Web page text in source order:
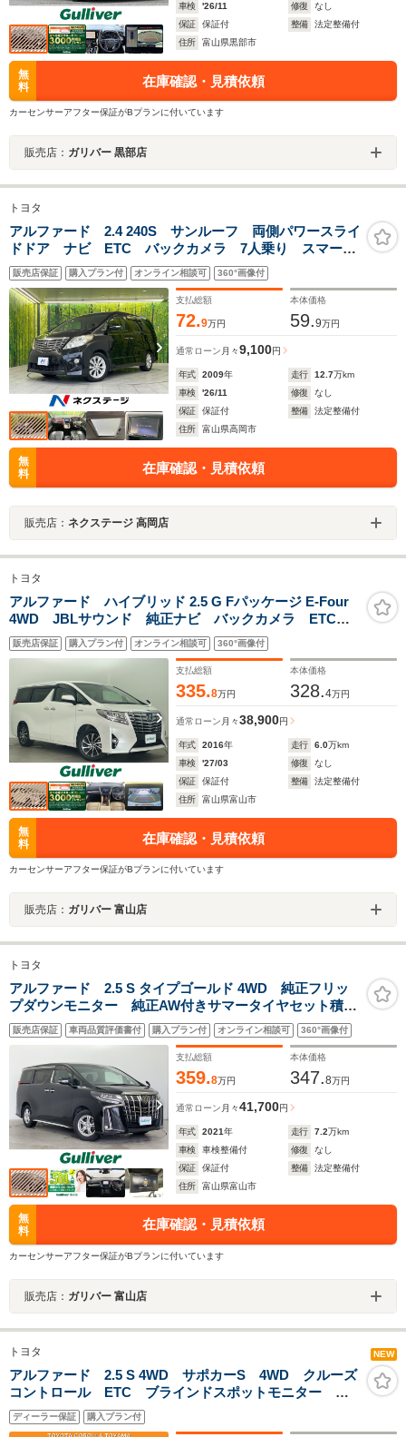
車検 '26/11 修復
なし
保証
保証付 整備
法定整備付
住所
富山県黒部市
無
料
在庫確認・見積依頼
カーセンサーアフター保証がBプランに付いています
販売店： ガリバー 黒部店
トヨタ
アルファード 2.4 240S サンルーフ 両側パワースライ
ドドア ナビ ETC バックカメラ 7人乗り スマート
キー HIDヘッドライト フロントフォグ 純正18インチ
アルミホイール ドアバイザー プライバシーガラス
盗難防止装置
販売店保証 購入プラン付 オンライン相談可 360°画像付
支払総額
72.9万円
本体価格
59.9万円
通常ローン 月々9,100円
年式 2009年 走行 12.7万km
車検
'26/11 修復
なし
保証
保証付 整備
法定整備付
住所
富山県高岡市
無
料
在庫確認・見積依頼
販売店： ネクステージ 高岡店
トヨタ
アルファード ハイブリッド 2.5 G Fパッケージ E-Four
4WD JBLサウンド 純正ナビ バックカメラ ETC
両側パワースライドドア パワーバックドア レザーシ
ート パワーシート メモリシート シートヒーター
衝突被害軽減システム レーダークルーズコントロール
販売店保証 購入プラン付 オンライン相談可 360°画像付
支払総額
335.8万円
本体価格
328.4万円
通常ローン 月々38,900円
年式 2016年 走行 6.0万km
車検
'27/03 修復
なし
保証
保証付 整備
法定整備付
住所
富山県富山市
無
料
在庫確認・見積依頼
カーセンサーアフター保証がBプランに付いています
販売店： ガリバー 富山店
トヨタ
アルファード 2.5 S タイプゴールド 4WD 純正フリッ
プダウンモニター 純正AW付きサマータイヤセット積込
み 前後ドラレコ パワーバックドア 両側パワースラ
イドドア 純正ナビ フルセグTV BT 前後コーナーセ
ンサー レーダークルーズ 衝突軽減
販売店保証 車両品質評価書付 購入プラン付 オンライン相談可 360°画像付
支払総額
359.8万円
本体価格
347.8万円
通常ローン 月々41,700円
年式 2021年 走行 7.2万km
車検
車検整備付 修復
なし
保証
保証付 整備
法定整備付
住所
富山県富山市
無
料
在庫確認・見積依頼
カーセンサーアフター保証がBプランに付いています
販売店： ガリバー 富山店
トヨタ NEW
アルファード 2.5 S 4WD サポカーS 4WD クルーズ
コントロール ETC ブラインドスポットモニター 両
側電動スライドドア 3列シート 後席モニター リアエ
アコン DVDCD再生 車線逸脱警報 横滑り防止装置
ディーラー保証 購入プラン付